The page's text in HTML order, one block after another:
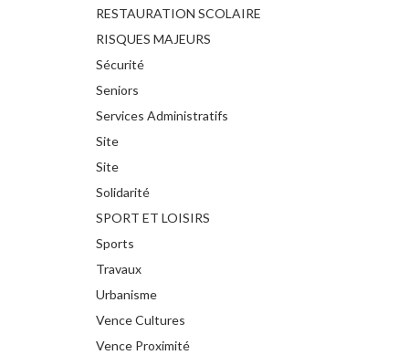
RESTAURATION SCOLAIRE
RISQUES MAJEURS
Sécurité
Seniors
Services Administratifs
Site
Site
Solidarité
SPORT ET LOISIRS
Sports
Travaux
Urbanisme
Vence Cultures
Vence Proximité